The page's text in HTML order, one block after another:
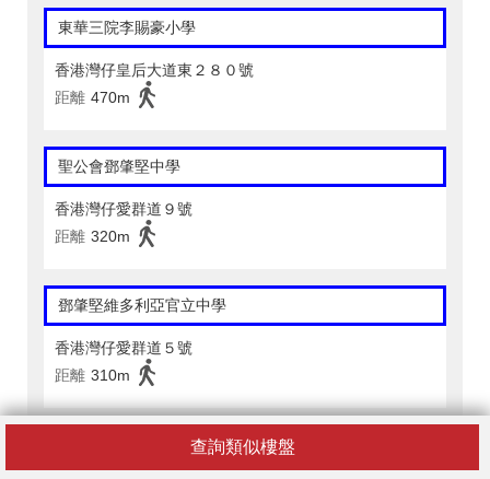
查詢類似樓盤
東華三院李賜豪小學
香港灣仔皇后大道東２８０號
距離 470m
聖公會鄧肇堅中學
香港灣仔愛群道９號
距離 320m
鄧肇堅維多利亞官立中學
香港灣仔愛群道５號
距離 310m
English Excel School (Causeway Bay)